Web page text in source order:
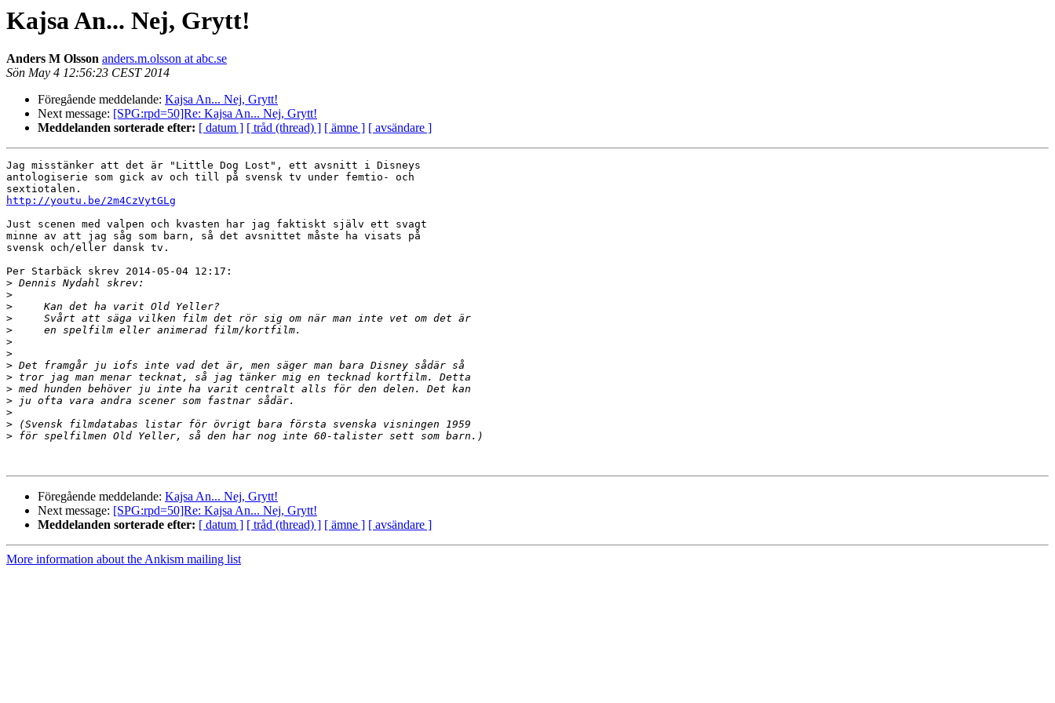
Kajsa An... Nej, Grytt!
Anders M Olsson anders.m.olsson at abc.se
Sön May 4 12:56:23 CEST 2014
Föregående meddelande: Kajsa An... Nej, Grytt!
Next message: [SPG:rpd=50]Re: Kajsa An... Nej, Grytt!
Meddelanden sorterade efter: [ datum ] [ tråd (thread) ] [ ämne ] [ avsändare ]
Jag misstänker att det är "Little Dog Lost", ett avsnitt i Disneys
antologiserie som gick av och till på svensk tv under femtio- och
http://youtu.be/2m4CzVytGLg
Just scenen med valpen och kvasten har jag faktiskt själv ett svagt
minne av att jag såg som barn, så det avsnittet måste ha visats på
svensk och/eller dansk tv.
Per Starbäck skrev 2014-05-04 12:17:
>
>
>
>
>
>
>
>
>
>
>
>
>
>
Föregående meddelande: Kajsa An... Nej, Grytt!
Next message: [SPG:rpd=50]Re: Kajsa An... Nej, Grytt!
Meddelanden sorterade efter: [ datum ] [ tråd (thread) ] [ ämne ] [ avsändare ]
More information about the Ankism mailing list